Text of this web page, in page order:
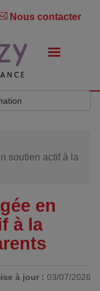
Nous contacter
soutien actif à la
en
à la
à jour : 03/07/2026